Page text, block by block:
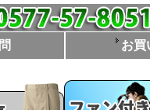
お買